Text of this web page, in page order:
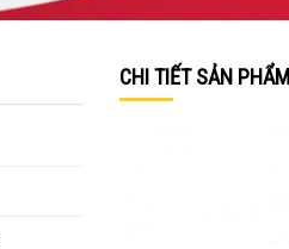
CHI TIẾT SẢN PHẨM